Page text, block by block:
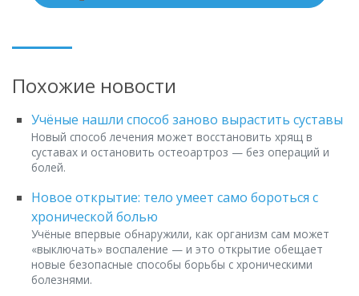
Похожие новости
Учёные нашли способ заново вырастить суставы
Новый способ лечения может восстановить хрящ в
суставах и остановить остеоартроз — без операций и
болей.
Новое открытие: тело умеет само бороться с
хронической болью
Учёные впервые обнаружили, как организм сам может
«выключать» воспаление — и это открытие обещает
новые безопасные способы борьбы с хроническими
болезнями.